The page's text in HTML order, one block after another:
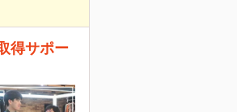
得サポー